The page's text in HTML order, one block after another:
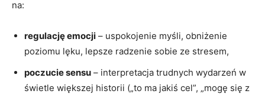
na:
regulację emocji – uspokojenie myśli, obniżenie
poziomu lęku, lepsze radzenie sobie ze stresem,
poczucie sensu – interpretacja trudnych wydarzeń w
świetle większej historii („to ma jakiś cel”, „mogę się z